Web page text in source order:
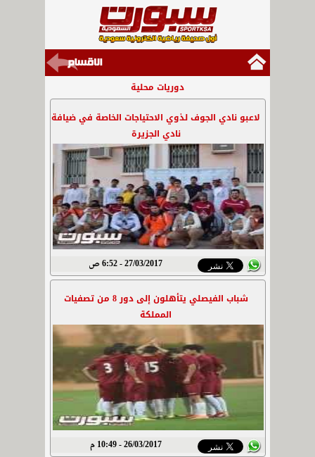
دوريات محلية
لاعبو نادي الجوف لذوي الاحتياجات الخاصة في ضيافة
نادي الجزيرة
27/03/2017 - 6:52 ص
شباب الفيصلي يتأهلون إلى دور 8 من تصفيات
المملكة
26/03/2017 - 10:49 م